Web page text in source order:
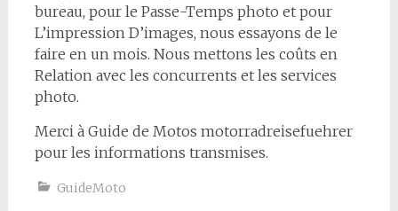
bureau, pour le Passe-Temps photo et pour
L’impression D’images, nous essayons de le
faire en un mois. Nous mettons les coûts en
Relation avec les concurrents et les services
photo.
Merci à Guide de Motos motorradreisefuehrer
pour les informations transmises.
GuideMoto